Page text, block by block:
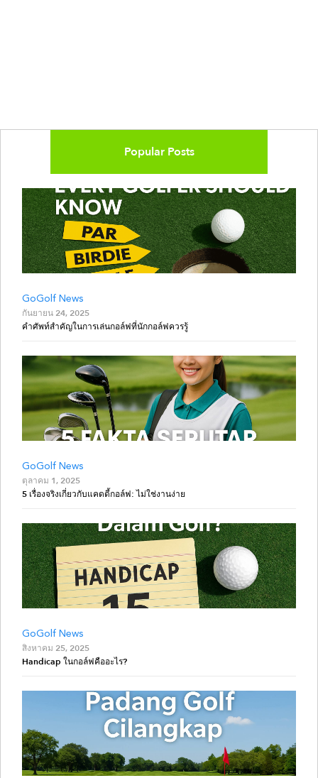
Popular Posts
GoGolf News
กันยายน 24, 2025
คำศัพท์สำคัญในการเล่นกอล์ฟที่นักกอล์ฟควรรู้
GoGolf News
ตุลาคม 1, 2025
5 เรื่องจริงเกี่ยวกับแคดดี้กอล์ฟ: ไม่ใช่งานง่าย
GoGolf News
สิงหาคม 25, 2025
Handicap ในกอล์ฟคืออะไร?